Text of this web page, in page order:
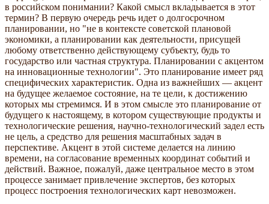
в российском понимании? Какой смысл вкладывается в этот
термин? В первую очередь речь идет о долгосрочном
планировании, но "не в контексте советской плановой
экономики, а планировании как деятельности, присущей
любому ответственно действующему субъекту, будь то
государство или частная структура. Планировании с акцентом
на инновационные технологии". Это планирование имеет ряд
специфических характеристик. Одна из важнейших — акцент
на будущее желаемое состояние, на те цели, к достижению
которых мы стремимся. И в этом смысле это планирование от
будущего к настоящему, в котором существующие продукты и
технологические решения, научно-технологический задел есть
не цель, а средство для решения масштабных задач в
перспективе. Акцент в этой системе делается на линию
времени, на согласование временных координат событий и
действий. Важное, пожалуй, даже центральное место в этом
процессе занимает привлечение экспертов, без которых
процесс построения технологических карт невозможен.